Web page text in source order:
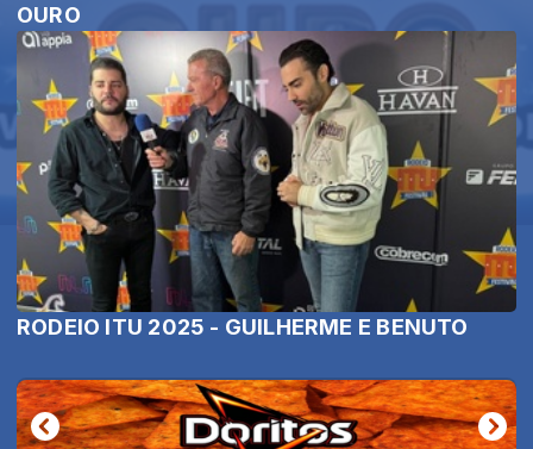
OURO
RODEIO ITU 2025 - GUILHERME E BENUTO